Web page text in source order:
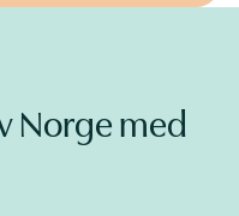
Norge med